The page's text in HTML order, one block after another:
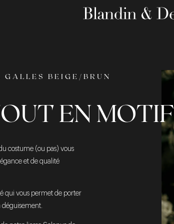
GALLES BEIGE/BRUN
EN MOTIF
costume (ou pas) vous
et de qualité
qui vous permet de porter
déguisement.